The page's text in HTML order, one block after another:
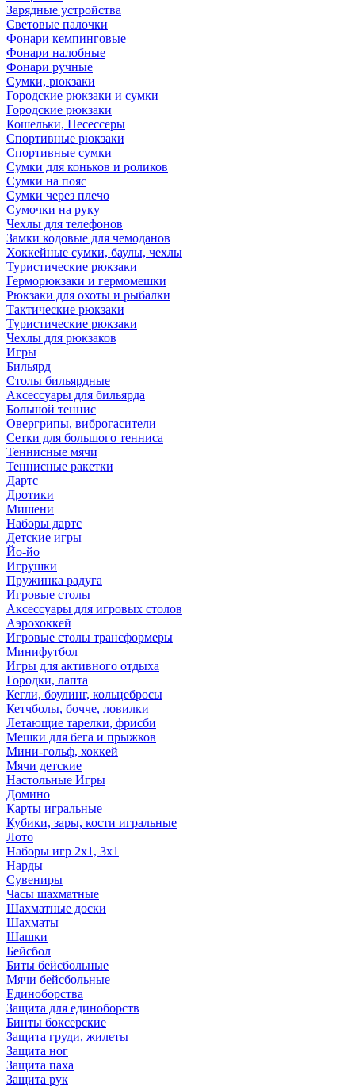
Зарядные устройства
Световые палочки
Фонари кемпинговые
Фонари налобные
Фонари ручные
Сумки, рюкзаки
Городские рюкзаки и сумки
Городские рюкзаки
Кошельки, Несессеры
Спортивные рюкзаки
Спортивные сумки
Сумки для коньков и роликов
Сумки на пояс
Сумки через плечо
Сумочки на руку
Чехлы для телефонов
Замки кодовые для чемоданов
Хоккейные сумки, баулы, чехлы
Туристические рюкзаки
Герморюкзаки и гермомешки
Рюкзаки для охоты и рыбалки
Тактические рюкзаки
Туристические рюкзаки
Чехлы для рюкзаков
Игры
Бильярд
Столы бильярдные
Аксессуары для бильярда
Большой теннис
Овергрипы, виброгасители
Сетки для большого тенниса
Теннисные мячи
Теннисные ракетки
Дартс
Дротики
Мишени
Наборы дартс
Детские игры
Йо-йо
Игрушки
Пружинка радуга
Игровые столы
Аксессуары для игровых столов
Аэрохоккей
Игровые столы трансформеры
Минифутбол
Игры для активного отдыха
Городки, лапта
Кегли, боулинг, кольцебросы
Кетчболы, бочче, ловилки
Летающие тарелки, фрисби
Мешки для бега и прыжков
Мини-гольф, хоккей
Мячи детские
Настольные Игры
Домино
Карты игральные
Кубики, зары, кости игральные
Лото
Наборы игр 2х1, 3х1
Нарды
Сувениры
Часы шахматные
Шахматные доски
Шахматы
Шашки
Бейсбол
Биты бейсбольные
Мячи бейсбольные
Единоборства
Защита для единоборств
Бинты боксерские
Защита груди, жилеты
Защита ног
Защита паха
Защита рук